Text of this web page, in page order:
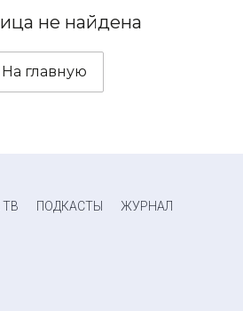
не найдена
На главную
ПОДКАСТЫ ЖУРНАЛ